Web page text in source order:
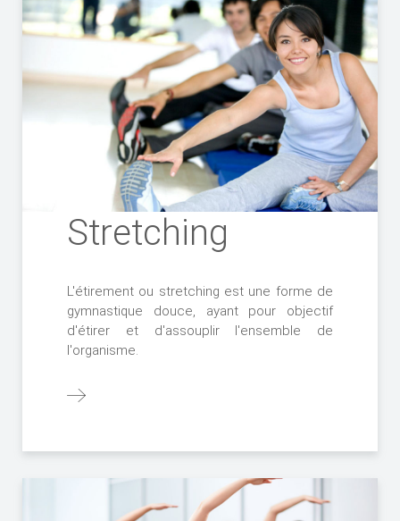
Stretching
L'étirement ou stretching est une forme de
gymnastique douce, ayant pour objectif
d'étirer et d'assouplir l'ensemble de
l'organisme.